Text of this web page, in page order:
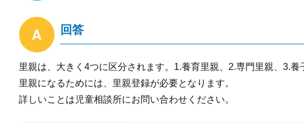
回答
里親は、大きく4つに区分されます。1.養育里親、2.専門里親、3.養
里親になるためには、里親登録が必要となります。
詳しいことは児童相談所にお問い合わせください。